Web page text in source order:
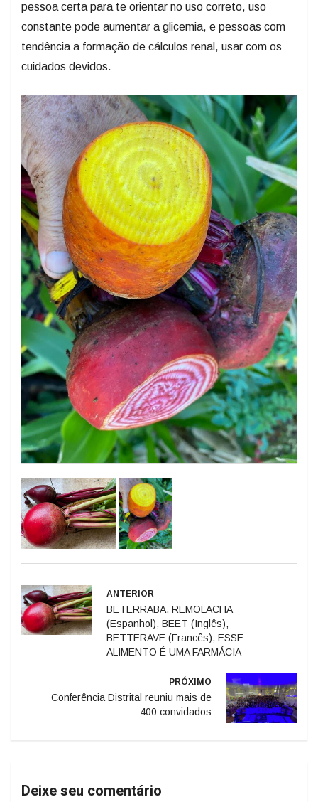
pessoa certa para te orientar no uso correto, uso
constante pode aumentar a glicemia, e pessoas com
tendência a formação de cálculos renal, usar com os
cuidados devidos.
ANTERIOR
BETERRABA, REMOLACHA
(Espanhol), BEET (Inglês),
BETTERAVE (Francês), ESSE
ALIMENTO É UMA FARMÁCIA
PRÓXIMO
Conferência Distrital reuniu mais de
400 convidados
Deixe seu comentário